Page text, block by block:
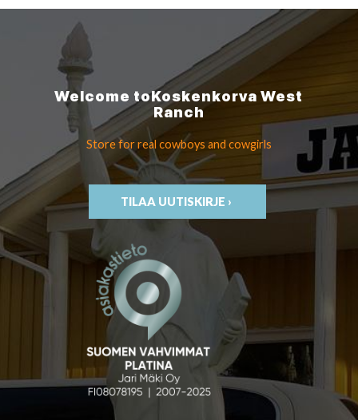
Welcome toKoskenkorvaWest
Ranch
Store for real cowboys and cowgirls
TILAA UUTISKIRJE ›